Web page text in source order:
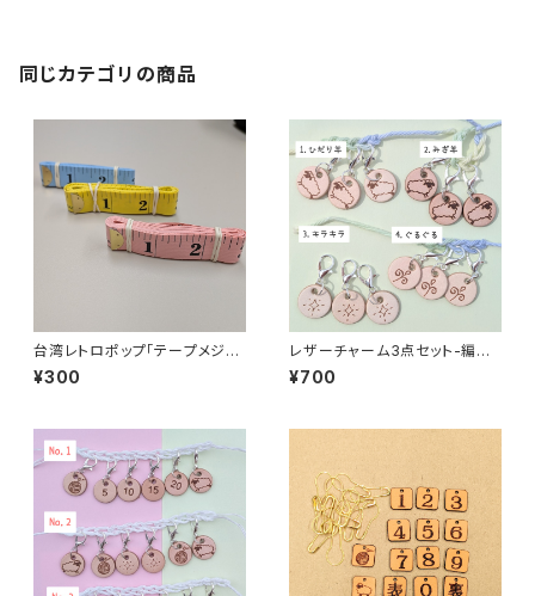
同じカテゴリの商品
台湾レトロポップ「テープメジャ
ー」
¥300
レザーチャーム3点セット-編み
物用ステッチマーカー
¥700